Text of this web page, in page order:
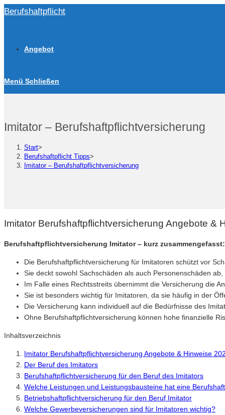
Zum
Berufshaftpflicht
Angebot
Menü Schließen
Imitator – Berufshaftpflichtversicherung
Start>
Berufshaftpflicht Tipps>
Imitator – Berufshaftpflichtversicherung
Imitator Berufshaftpflichtversicherung Angebote &
Berufshaftpflichtversicherung Imitator – kurz zusammengefasst:
Die Berufshaftpflichtversicherung für Imitatoren schützt vor
Sie deckt sowohl Sachschäden als auch Personenschäden
Im Falle eines Rechtsstreits übernimmt die Versicherung die
Sie ist besonders wichtig für Imitatoren, da sie häufig in der
Die Versicherung kann individuell auf die Bedürfnisse des
Ohne Berufshaftpflichtversicherung können hohe finanzielle
Inhaltsverzeichnis
Imitator Berufshaftpflichtversicherung Angebote & Hinweise
Der Beruf des Imitators
Berufshaftpflichtversicherung für den Beruf des Imitators
Welche Leistungen und Leistungsbausteine hat eine
Betriebshaftpflichtversicherung für den Beruf Imitator
Welche Gewerbeversicherungen sind für Imitatoren wichtig?